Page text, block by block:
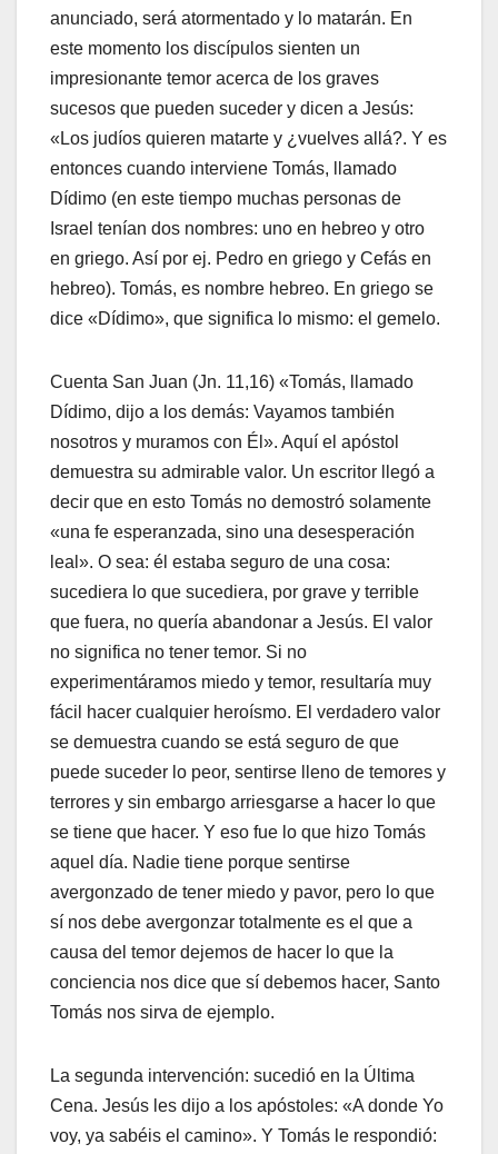
anunciado, será atormentado y lo matarán. En
este momento los discípulos sienten un
impresionante temor acerca de los graves
sucesos que pueden suceder y dicen a Jesús:
«Los judíos quieren matarte y ¿vuelves allá?. Y es
entonces cuando interviene Tomás, llamado
Dídimo (en este tiempo muchas personas de
Israel tenían dos nombres: uno en hebreo y otro
en griego. Así por ej. Pedro en griego y Cefás en
hebreo). Tomás, es nombre hebreo. En griego se
dice «Dídimo», que significa lo mismo: el gemelo.
Cuenta San Juan (Jn. 11,16) «Tomás, llamado
Dídimo, dijo a los demás: Vayamos también
nosotros y muramos con Él». Aquí el apóstol
demuestra su admirable valor. Un escritor llegó a
decir que en esto Tomás no demostró solamente
«una fe esperanzada, sino una desesperación
leal». O sea: él estaba seguro de una cosa:
sucediera lo que sucediera, por grave y terrible
que fuera, no quería abandonar a Jesús. El valor
no significa no tener temor. Si no
experimentáramos miedo y temor, resultaría muy
fácil hacer cualquier heroísmo. El verdadero valor
se demuestra cuando se está seguro de que
puede suceder lo peor, sentirse lleno de temores y
terrores y sin embargo arriesgarse a hacer lo que
se tiene que hacer. Y eso fue lo que hizo Tomás
aquel día. Nadie tiene porque sentirse
avergonzado de tener miedo y pavor, pero lo que
sí nos debe avergonzar totalmente es el que a
causa del temor dejemos de hacer lo que la
conciencia nos dice que sí debemos hacer, Santo
Tomás nos sirva de ejemplo.
La segunda intervención: sucedió en la Última
Cena. Jesús les dijo a los apóstoles: «A donde Yo
voy, ya sabéis el camino». Y Tomás le respondió: